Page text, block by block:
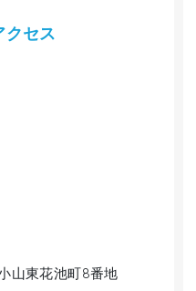
クセス
山東花池町8番地